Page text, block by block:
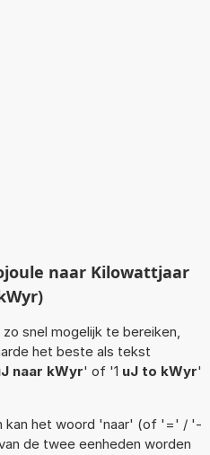
naar Kilowattjaar
snel mogelijk te bereiken,
het beste als tekst
naar kWyr' of '1 uJ to kWyr'
kan het woord 'naar' (of '=' / '-
de twee eenheden worden